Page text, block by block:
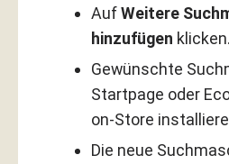
AufWeitere
hinzufügen klicken.
Gewünschte
Startpage oder
on-Store
Die neue